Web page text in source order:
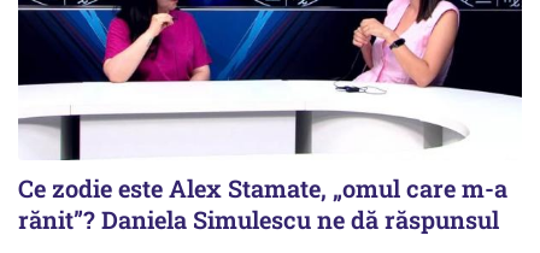
Ce zodie este Alex Stamate, „omul care m-a
rănit”? Daniela Simulescu ne dă răspunsul